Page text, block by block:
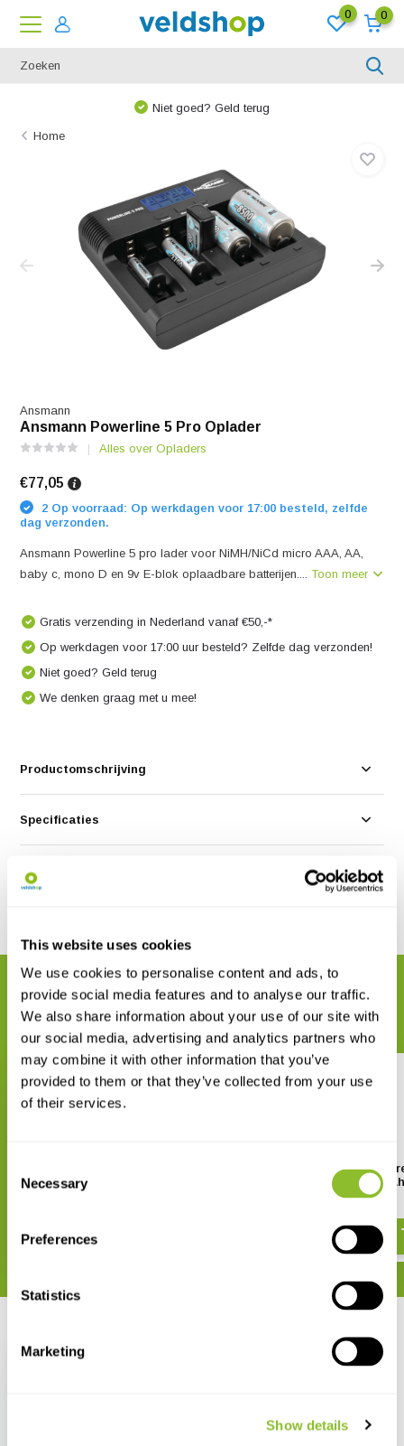
This website uses cookies
We use cookies to personalise content and ads, to
provide social media features and to analyse our traffic.
We also share information about your use of our site with
our social media, advertising and analytics partners who
may combine it with other information that you’ve
provided to them or that they’ve collected from your use
of their services.
Selection
Necessary
Preferences
Statistics
Marketing
Show details
0 0
Niet goed? Geld terug
Home
Ansmann
Ansmann Powerline 5 Pro Oplader
Alles over Opladers
€77,05
2 Op voorraad: Op werkdagen voor 17:00 besteld, zelfde
dag verzonden.
Ansmann Powerline 5 pro lader voor NiMH/NiCd micro AAA, AA,
baby c, mono D en 9v E-blok oplaadbare batterijen....Toon meer
Gratis verzending in Nederland vanaf €50,-*
Op werkdagen voor 17:00 uur besteld? Zelfde dag verzonden!
Niet goed? Geld terug
We denken graag met u mee!
Productomschrijving
Specificaties
Reviews
GERELATEERDE PRODUCTEN
Maak uw bestelling compleet
Eneloop Pro
Batterijen 2500 mAh